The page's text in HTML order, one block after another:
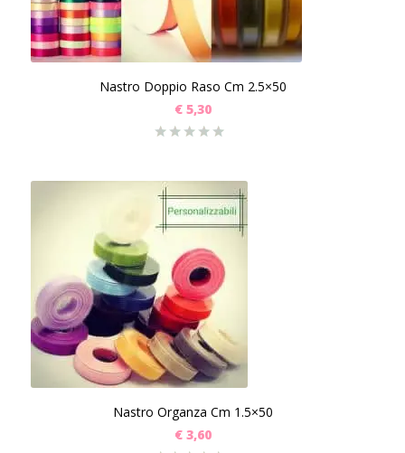
Nastro Doppio Raso Cm 2.5×50
€ 5,30
Nastro Organza Cm 1.5×50
€ 3,60